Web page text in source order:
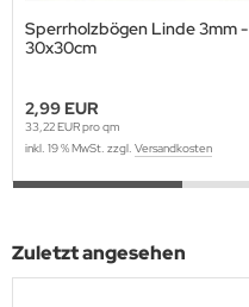
Sperrholzbögen Linde 3mm -
30x30cm
2,99 EUR
33,22 EUR pro qm
inkl. 19 % MwSt. zzgl. Versandkosten
Zuletzt angesehen